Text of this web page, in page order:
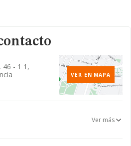
46 - 1 1,
VER EN MAPA
Ver más